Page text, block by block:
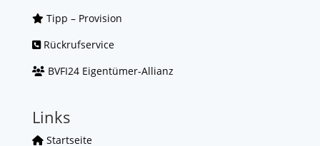
Tipp – Provision
Rückrufservice
BVFI24 Eigentümer-Allianz
Links
Startseite